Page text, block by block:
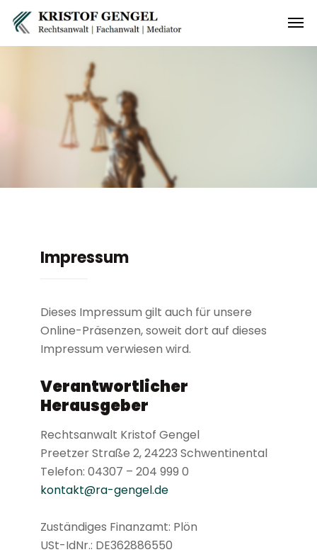
Impressum
Dieses Impressum gilt auch für unsere
Online-Präsenzen, soweit dort auf dieses
Impressum verwiesen wird.
Verantwortlicher
Herausgeber
Rechtsanwalt Kristof Gengel
Preetzer Straße 2, 24223 Schwentinental
Telefon: 04307 – 204 999 0
kontakt@ra-gengel.de
Zuständiges Finanzamt: Plön
USt-IdNr.: DE362886550